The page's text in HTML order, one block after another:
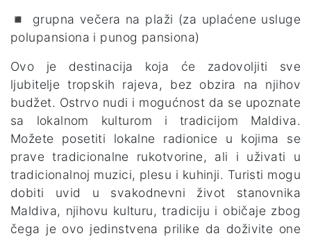
◾ grupna večera na plaži (za uplaćene usluge
polupansiona i punog pansiona)
Ovo je destinacija koja će zadovoljiti sve
ljubitelje tropskih rajeva, bez obzira na njihov
budžet. Ostrvo nudi i mogućnost da se upoznate
sa lokalnom kulturom i tradicijom Maldiva.
Možete posetiti lokalne radionice u kojima se
prave tradicionalne rukotvorine, ali i uživati u
tradicionalnoj muzici, plesu i kuhinji. Turisti mogu
dobiti uvid u svakodnevni život stanovnika
Maldiva, njihovu kulturu, tradiciju i običaje zbog
čega je ovo jedinstvena prilike da doživite one